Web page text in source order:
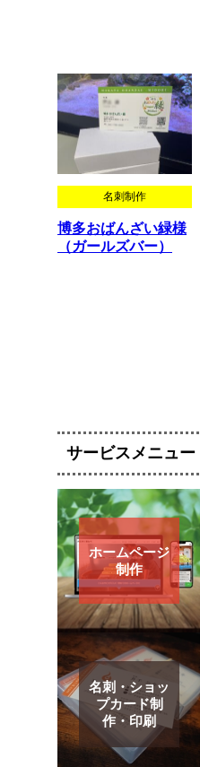
名刺制作
博多おばんざい緑様
（ガールズバー）
サービスメニュー
ホームページ
制作
名刺・ショッ
プカード制
作・印刷